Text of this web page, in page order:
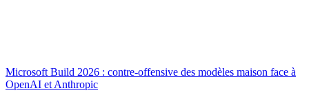
Microsoft Build 2026 : contre-offensive des modèles maison face à
OpenAI et Anthropic